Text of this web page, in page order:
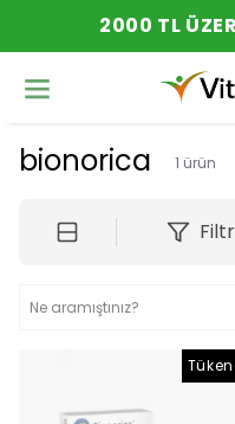
2000 TL
bionorica 1 ürün